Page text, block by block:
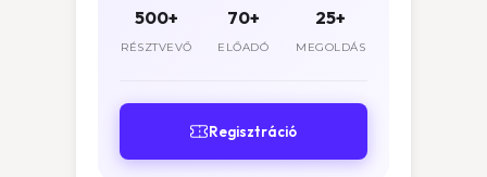
500+
RÉSZTVEVŐ
70+
ELŐADÓ
25+
MEGOLDÁS
Regisztráció